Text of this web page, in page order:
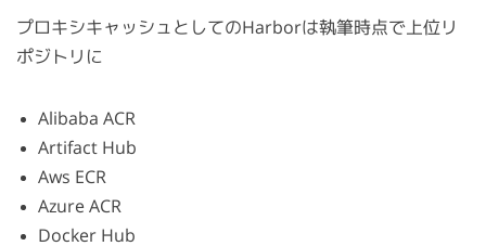
プロキシキャッシュとしてのHarborは執筆時点で上位リ
ポジトリに
Alibaba ACR
Artifact Hub
Aws ECR
Azure ACR
Docker Hub